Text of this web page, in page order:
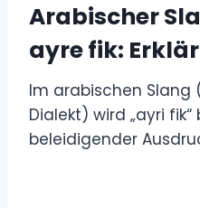
Arabischer
ayre fik:
Im arabischen Slang
Dialekt) wird „ayri fik“
beleidigender